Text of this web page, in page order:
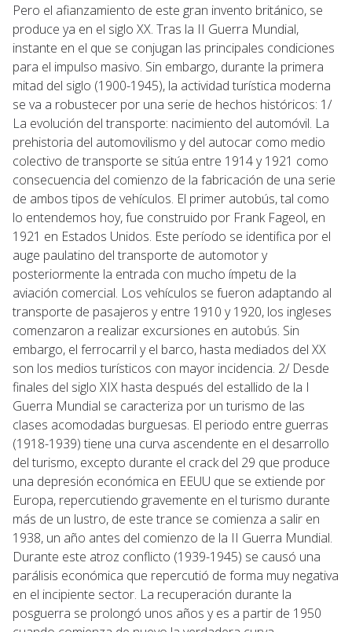
Pero el afianzamiento de este gran invento británico, se
produce ya en el siglo XX. Tras la II Guerra Mundial,
instante en el que se conjugan las principales condiciones
para el impulso masivo. Sin embargo, durante la primera
mitad del siglo (1900-1945), la actividad turística moderna
se va a robustecer por una serie de hechos históricos: 1/
La evolución del transporte: nacimiento del automóvil. La
prehistoria del automovilismo y del autocar como medio
colectivo de transporte se sitúa entre 1914 y 1921 como
consecuencia del comienzo de la fabricación de una serie
de ambos tipos de vehículos. El primer autobús, tal como
lo entendemos hoy, fue construido por Frank Fageol, en
1921 en Estados Unidos. Este período se identifica por el
auge paulatino del transporte de automotor y
posteriormente la entrada con mucho ímpetu de la
aviación comercial. Los vehículos se fueron adaptando al
transporte de pasajeros y entre 1910 y 1920, los ingleses
comenzaron a realizar excursiones en autobús. Sin
embargo, el ferrocarril y el barco, hasta mediados del XX
son los medios turísticos con mayor incidencia. 2/ Desde
finales del siglo XIX hasta después del estallido de la I
Guerra Mundial se caracteriza por un turismo de las
clases acomodadas burguesas. El periodo entre guerras
(1918-1939) tiene una curva ascendente en el desarrollo
del turismo, excepto durante el crack del 29 que produce
una depresión económica en EEUU que se extiende por
Europa, repercutiendo gravemente en el turismo durante
más de un lustro, de este trance se comienza a salir en
1938, un año antes del comienzo de la II Guerra Mundial.
Durante este atroz conflicto (1939-1945) se causó una
parálisis económica que repercutió de forma muy negativa
en el incipiente sector. La recuperación durante la
posguerra se prolongó unos años y es a partir de 1950